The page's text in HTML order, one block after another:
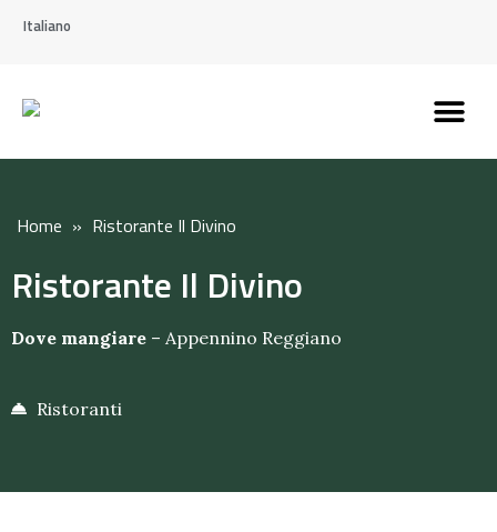
Italiano
Home » Ristorante Il Divino
Ristorante Il Divino
Dove mangiare – Appennino Reggiano
Ristoranti